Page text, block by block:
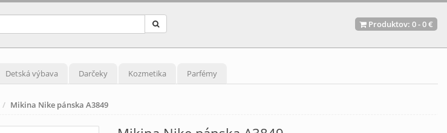
Produktov: 0-0 €
Detská výbava Darčeky Kozmetika Parfémy
Mikina Nike pánska A3849